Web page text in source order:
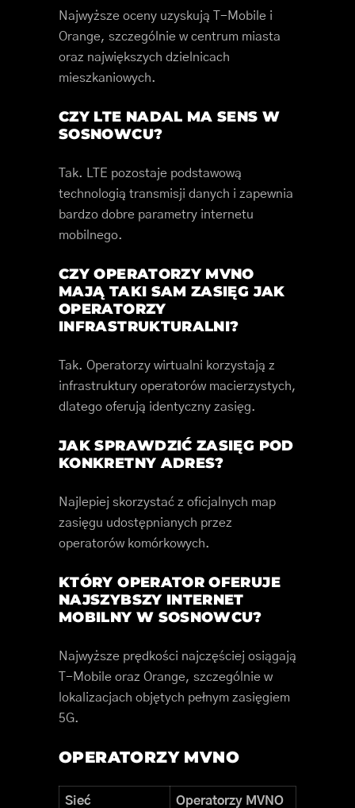
Najwyższe oceny uzyskują T-Mobile i
Orange, szczególnie w centrum miasta
oraz największych dzielnicach
mieszkaniowych.
CZY LTE NADAL MA SENS W
SOSNOWCU?
Tak. LTE pozostaje podstawową
technologią transmisji danych i zapewnia
bardzo dobre parametry internetu
mobilnego.
CZY OPERATORZY MVNO
MAJĄ TAKI SAM ZASIĘG JAK
OPERATORZY
INFRASTRUKTURALNI?
Tak. Operatorzy wirtualni korzystają z
infrastruktury operatorów macierzystych,
dlatego oferują identyczny zasięg.
JAK SPRAWDZIĆ ZASIĘG POD
KONKRETNY ADRES?
Najlepiej skorzystać z oficjalnych map
zasięgu udostępnianych przez
operatorów komórkowych.
KTÓRY OPERATOR OFERUJE
NAJSZYBSZY INTERNET
MOBILNY W SOSNOWCU?
Najwyższe prędkości najczęściej osiągają
T-Mobile oraz Orange, szczególnie w
lokalizacjach objętych pełnym zasięgiem
5G.
OPERATORZY MVNO
Sieć
Operatorzy MVNO